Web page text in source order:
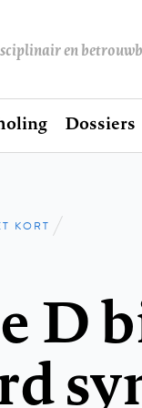
en
Dossiers
KORT
D